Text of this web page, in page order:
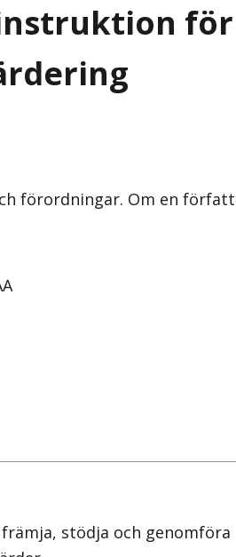
instruktion
förordningar. Om en
stödja och genomföra